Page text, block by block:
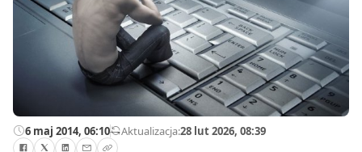
6 maj 2014, 06:10—Aktualizacja:28 lut 2026, 08:39